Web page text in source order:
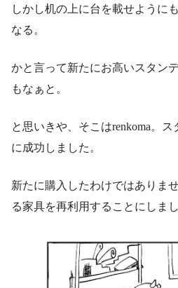
しかし机の上に台を載せように
なる。
かと言って新たにお高いスタン
もなぁと。
と思いきや、そこはrenkoma。
に成功しました。
新たに購入したわけではありま
る家具を再利用することにしまし